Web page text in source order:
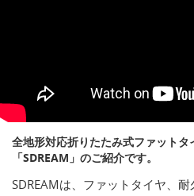
全地形対応折りたたみ式ファットタ
「SDREAM」のご紹介です。
SDREAMは、ファットタイヤ、